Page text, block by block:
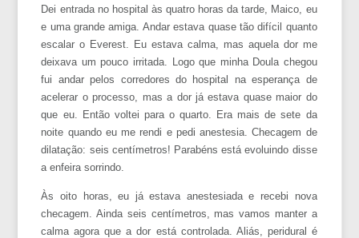
Dei entrada no hospital às quatro horas da tarde, Maico, eu
e uma grande amiga. Andar estava quase tão difícil quanto
escalar o Everest. Eu estava calma, mas aquela dor me
deixava um pouco irritada. Logo que minha Doula chegou
fui andar pelos corredores do hospital na esperança de
acelerar o processo, mas a dor já estava quase maior do
que eu. Então voltei para o quarto. Era mais de sete da
noite quando eu me rendi e pedi anestesia. Checagem de
dilatação: seis centímetros! Parabéns está evoluindo disse
a enfeira sorrindo.
Às oito horas, eu já estava anestesiada e recebi nova
checagem. Ainda seis centímetros, mas vamos manter a
calma agora que a dor está controlada. Aliás, peridural é